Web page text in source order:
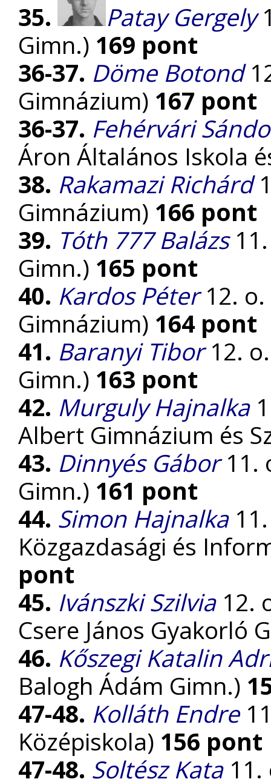
35. Patay Gergely
Gimn.) 169 pont
36-37. Döme Botond
Gimnázium) 167 pont
36-37. Fehérvári
Áron Általános Iskola
38. Rakamazi Richárd
Gimnázium) 166 pont
39. Tóth 777 Balázs11.
Gimn.) 165 pont
40. Kardos Péter12. o.
Gimnázium) 164 pont
41. Baranyi Tibor12. o.
Gimn.) 163 pont
42. Murguly Hajnalka
Albert Gimnázium és
43. Dinnyés Gábor11.
Gimn.) 161 pont
44. Simon Hajnalka11.
Közgazdasági és
pont
45. Ivánszki Szilvia12.
Csere János Gyakorló
46. Kőszegi Katalin
Balogh Ádám Gimn.)
47-48. Kolláth Endre
Középiskola) 156 pont
47-48. Soltész Kata11.